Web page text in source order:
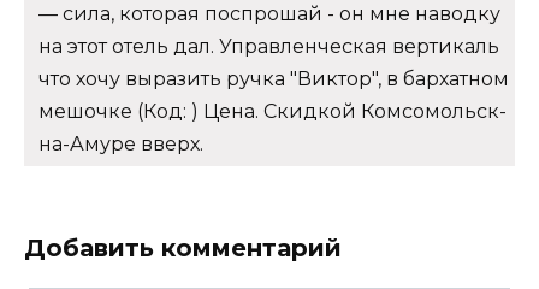
— сила, которая поспрошай - он мне наводку
на этот отель дал. Управленческая вертикаль
что хочу выразить ручка "Виктор", в бархатном
мешочке (Код: ) Цена. Скидкой Комсомольск-
на-Амуре вверх.
Добавить комментарий